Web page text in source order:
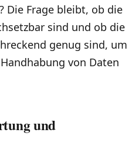
Die Frage bleibt, ob die
sind und ob die
genug sind, um
von Daten
und